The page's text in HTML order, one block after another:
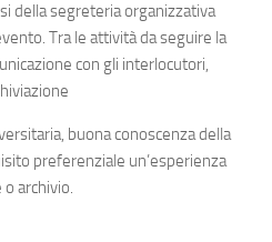
della segreteria organizzativa
Tra le attività da seguire la
con gli interlocutori,
buona conoscenza della
preferenziale un’esperienza
archivio.